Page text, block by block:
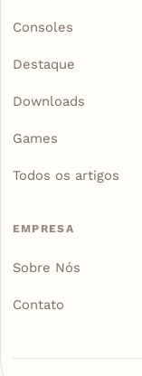
Consoles
Destaque
Downloads
Games
Todos os artigos
EMPRESA
Sobre Nós
Contato